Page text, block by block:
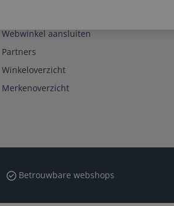
Webwinkel aansluiten
Partners
Winkeloverzicht
Merkenoverzicht
Betrouwbare webshops